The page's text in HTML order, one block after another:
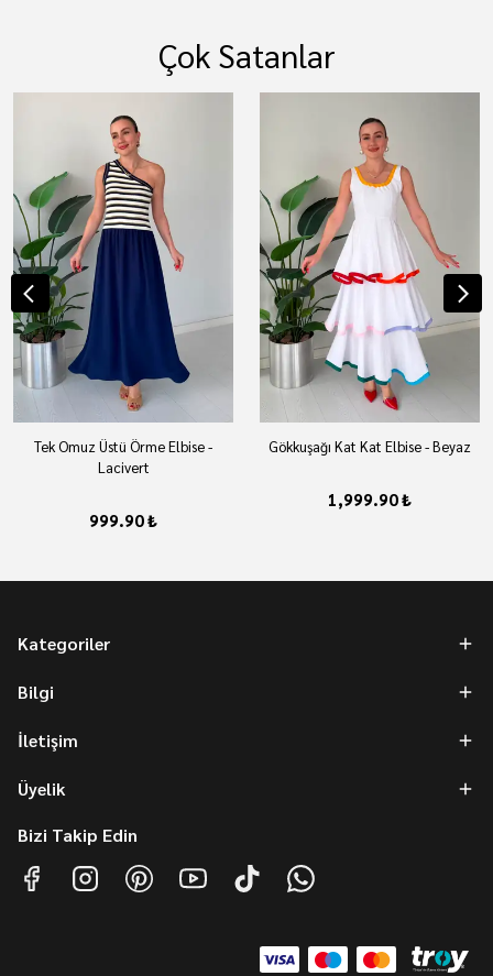
Çok Satanlar
Tek Omuz Üstü Örme Elbise -
Lacivert
999.90 ₺
Gökkuşağı Kat Kat Elbise - Beyaz
1,999.90 ₺
Kategoriler
Bilgi
İletişim
Üyelik
Bizi Takip Edin